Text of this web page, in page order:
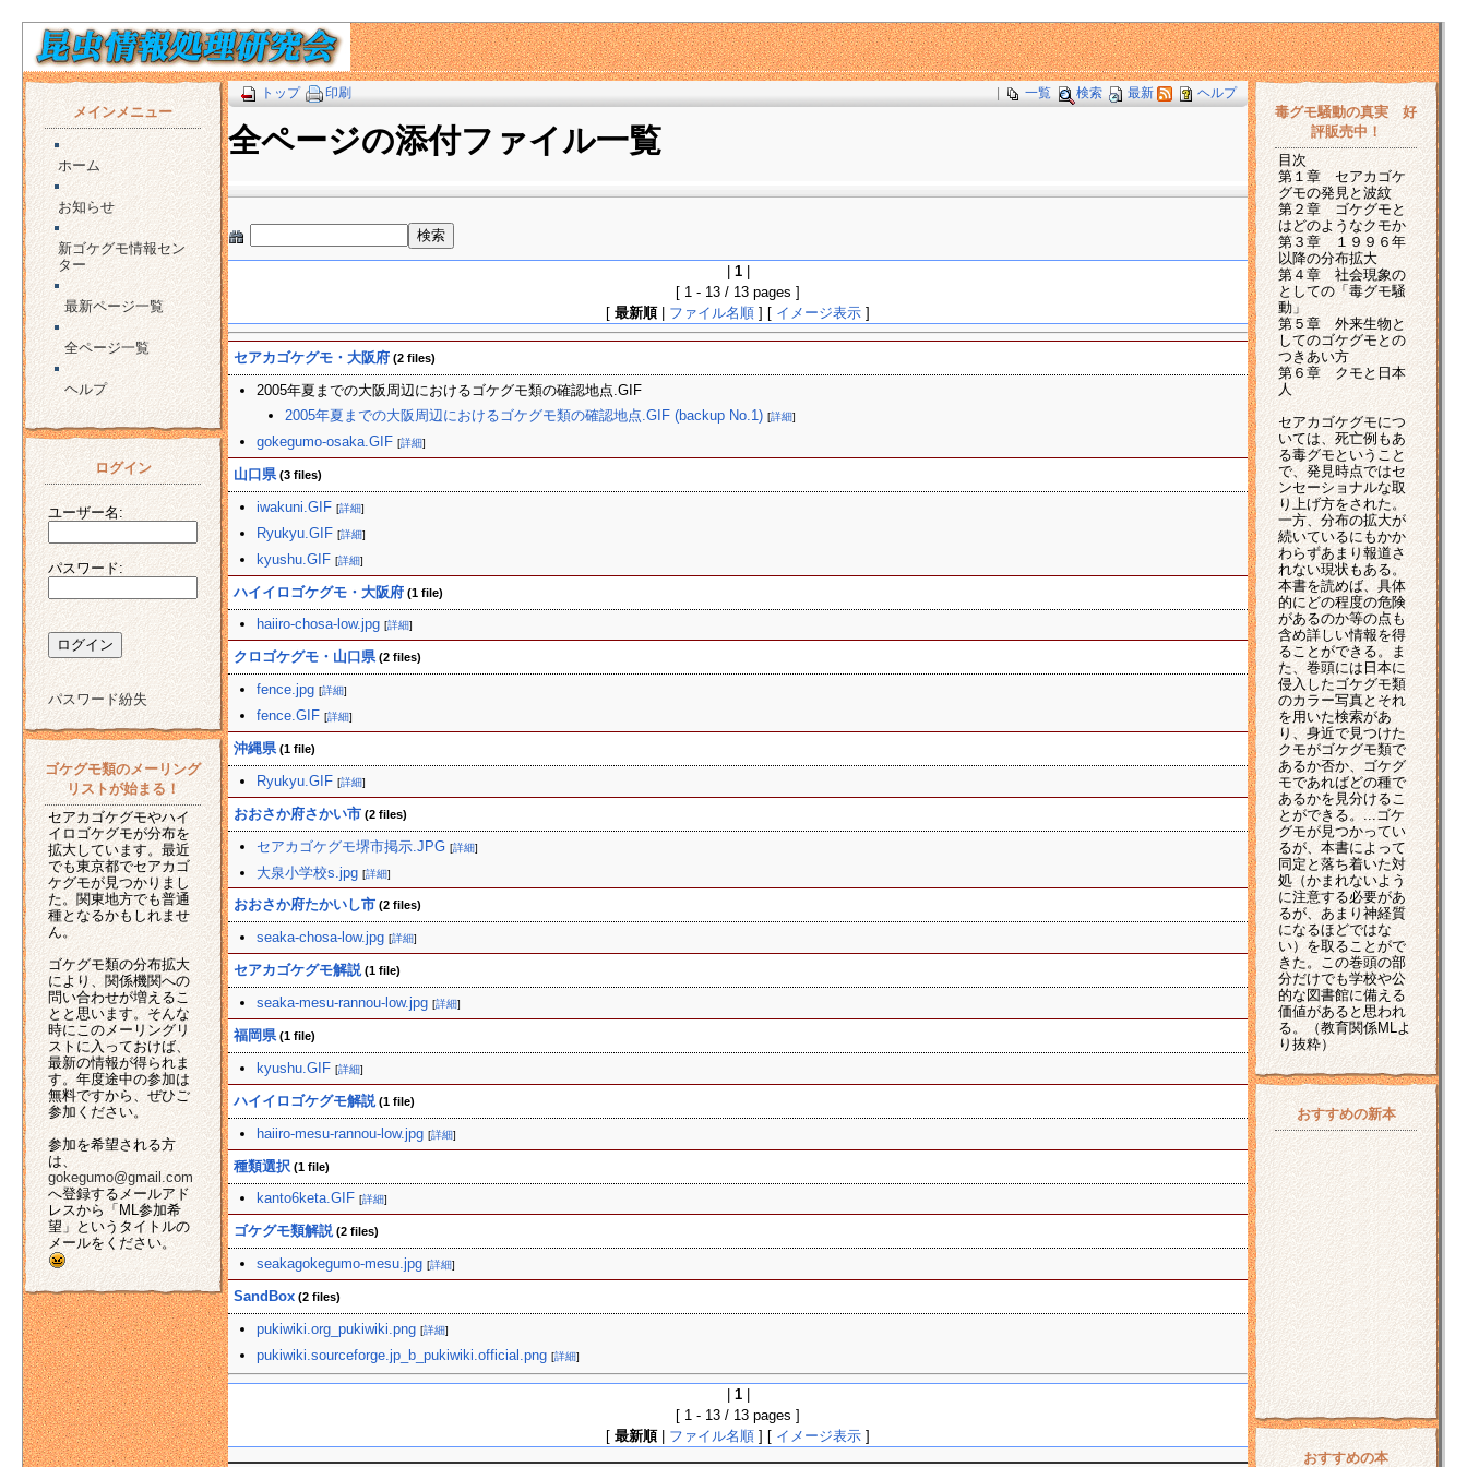
メインメニュー
ホーム
お知らせ
新ゴケグモ情報セン
ター
最新ページ一覧
全ページ一覧
ヘルプ
ログイン
ユーザー名:
パスワード:
パスワード紛失
ゴケグモ類のメーリング
リストが始まる！
セアカゴケグモやハイ
イロゴケグモが分布を
拡大しています。最近
でも東京都でセアカゴ
ケグモが見つかりまし
た。関東地方でも普通
種となるかもしれませ
ん。
ゴケグモ類の分布拡大
により、関係機関への
問い合わせが増えるこ
とと思います。そんな
時にこのメーリングリ
ストに入っておけば、
最新の情報が得られま
す。年度途中の参加は
無料ですから、ぜひご
参加ください。
参加を希望される方
は、
gokegumo@gmail.com
へ登録するメールアド
レスから「ML参加希
望」というタイトルの
メールをください。
一覧 検索 最新 ヘルプ
トップ 印刷
全ページの添付ファイル一覧
1|
[ 1 - 13 / 13 pages ]
[ 最新順| ファイル名順 ] [ イメージ表示 ]
セアカゴケグモ・大阪府 (2 files)
2005年夏までの大阪周辺におけるゴケグモ類の確認地点.GIF
2005年夏までの大阪周辺におけるゴケグモ類の確認地点.GIF (backup No.1) [詳細]
gokegumo-osaka.GIF [詳細]
山口県 (3 files)
iwakuni.GIF [詳細]
Ryukyu.GIF [詳細]
kyushu.GIF [詳細]
ハイイロゴケグモ・大阪府 (1 file)
haiiro-chosa-low.jpg [詳細]
クロゴケグモ・山口県 (2 files)
fence.jpg [詳細]
fence.GIF [詳細]
沖縄県 (1 file)
Ryukyu.GIF [詳細]
おおさか府さかい市 (2 files)
セアカゴケグモ堺市掲示.JPG [詳細]
大泉小学校s.jpg [詳細]
おおさか府たかいし市 (2 files)
seaka-chosa-low.jpg [詳細]
セアカゴケグモ解説 (1 file)
seaka-mesu-rannou-low.jpg [詳細]
福岡県 (1 file)
kyushu.GIF [詳細]
ハイイロゴケグモ解説 (1 file)
haiiro-mesu-rannou-low.jpg [詳細]
種類選択 (1 file)
kanto6keta.GIF [詳細]
ゴケグモ類解説 (2 files)
seakagokegumo-mesu.jpg [詳細]
SandBox (2 files)
pukiwiki.org_pukiwiki.png [詳細]
pukiwiki.sourceforge.jp_b_pukiwiki.official.png [詳細]
1|
[ 1 - 13 / 13 pages ]
[ 最新順| ファイル名順 ] [ イメージ表示 ]
毒グモ騒動の真実 好
評販売中！
目次
第１章 セアカゴケ
グモの発見と波紋
第２章 ゴケグモと
はどのようなクモか
第３章 １９９６年
以降の分布拡大
第４章 社会現象の
としての「毒グモ騒
動」
第５章 外来生物と
してのゴケグモとの
つきあい方
第６章 クモと日本
人
セアカゴケグモにつ
いては、死亡例もあ
る毒グモということ
で、発見時点ではセ
ンセーショナルな取
り上げ方をされた。
一方、分布の拡大が
続いているにもかか
わらずあまり報道さ
れない現状もある。
本書を読めば、具体
的にどの程度の危険
があるのか等の点も
含め詳しい情報を得
ることができる。ま
た、巻頭には日本に
侵入したゴケグモ類
のカラー写真とそれ
を用いた検索があ
り、身近で見つけた
クモがゴケグモ類で
あるか否か、ゴケグ
モであればどの種で
あるかを見分けるこ
とができる。...ゴケ
グモが見つかってい
るが、本書によって
同定と落ち着いた対
処（かまれないよう
に注意する必要があ
るが、あまり神経質
になるほどではな
い）を取ることがで
きた。この巻頭の部
分だけでも学校や公
的な図書館に備える
価値があると思われ
る。（教育関係MLよ
り抜粋）
おすすめの新本
おすすめの本